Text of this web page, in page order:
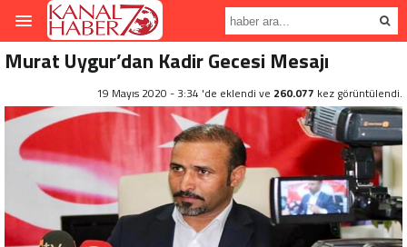
Murat Uygur’dan Kadir Gecesi Mesajı
19 Mayıs 2020 - 3:34 'de eklendi ve 260.077 kez görüntülendi.